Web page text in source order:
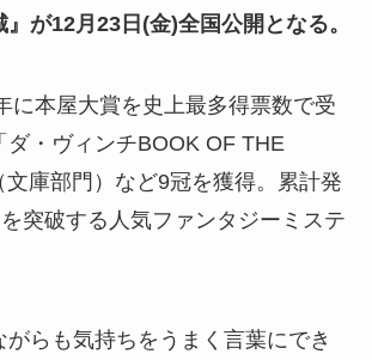
』が12月23日(金)全国公開となる。
に本屋大賞を史上最多得票数で受
ダ・ヴィンチBOOK OF THE
庫部門）など9冠を獲得。累計発
突破する人気ファンタジーミステ
がらも気持ちをうまく言葉にでき